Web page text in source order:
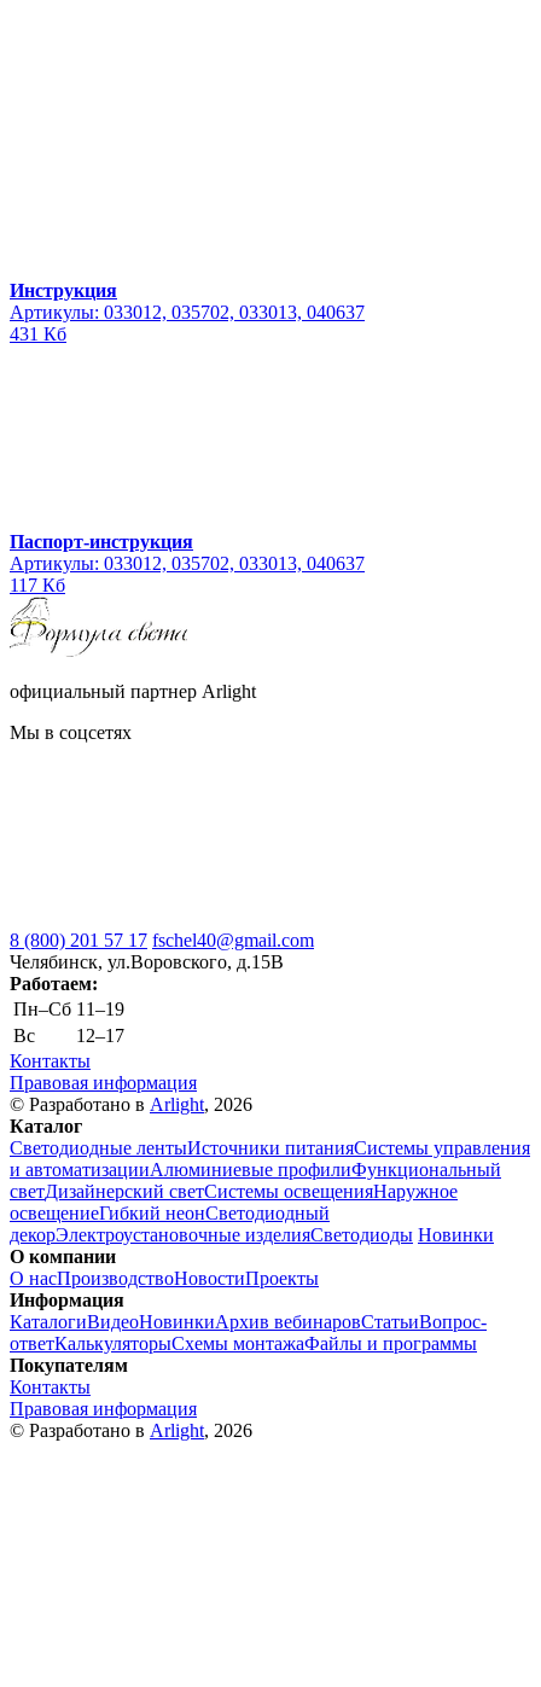
Инструкция
Артикулы: 033012, 035702, 033013, 040637
431 Кб
Паспорт-инструкция
Артикулы: 033012, 035702, 033013, 040637
117 Кб
официальный партнер Arlight
Мы в соцсетях
8 (800) 201 57 17 fschel40@gmail.com
Челябинск, ул.Воровского, д.15В
Работаем:
Пн–Cб 11–19
Вс
12–17
Контакты
Правовая информация
© Разработано в Arlight, 2026
Каталог
Светодиодные лентыИсточники питанияСистемы управления
и автоматизацииАлюминиевые профилиФункциональный
светДизайнерский светСистемы освещенияНаружное
освещениеГибкий неонСветодиодный
декорЭлектроустановочные изделияСветодиоды Новинки
О компании
О насПроизводствоНовостиПроекты
Информация
КаталогиВидеоНовинкиАрхив вебинаровСтатьиВопрос-
ответКалькуляторыСхемы монтажаФайлы и программы
Покупателям
Контакты
Правовая информация
© Разработано в Arlight, 2026